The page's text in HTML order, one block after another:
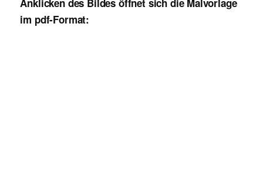
im pdf-Format: